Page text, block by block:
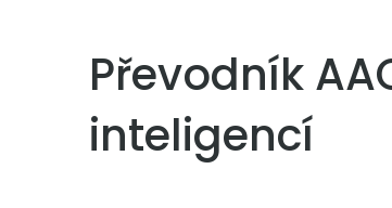
Převodník
inteligencí